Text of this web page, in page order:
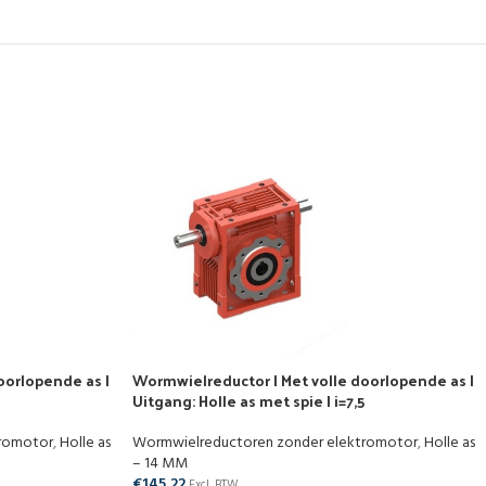
as |
,Holle as
Wormwielreductor | Met volle doorlopende as |
Uitgang: Holle as met spie | i=7,5
Wormwielreductoren zonder elektromotor,Holle as
– 14 MM